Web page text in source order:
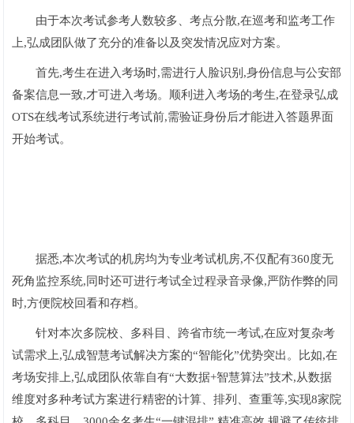
由于本次考试参考人数较多、考点分散,在巡考和监考工作
上,弘成团队做了充分的准备以及突发情况应对方案。
首先,考生在进入考场时,需进行人脸识别,身份信息与公安部
备案信息一致,才可进入考场。顺利进入考场的考生,在登录弘成
OTS在线考试系统进行考试前,需验证身份后才能进入答题界面
开始考试。
据悉,本次考试的机房均为专业考试机房,不仅配有360度无
死角监控系统,同时还可进行考试全过程录音录像,严防作弊的同
时,方便院校回看和存档。
针对本次多院校、多科目、跨省市统一考试,在应对复杂考
试需求上,弘成智慧考试解决方案的“智能化”优势突出。比如,在
考场安排上,弘成团队依靠自有“大数据+智慧算法”技术,从数据
维度对多种考试方案进行精密的计算、排列、查重等,实现8家院